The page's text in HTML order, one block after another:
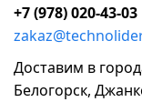
+7 (978) 020-43-03
Доставим в
Белогорск,